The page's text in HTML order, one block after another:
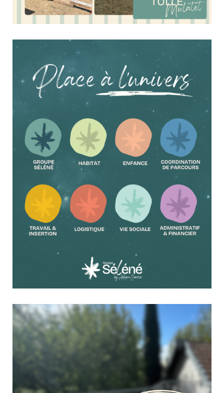
Un espace extérieur pensé, fabriqué et installé
par les équipes de l’Atelier de Tulle Mulatet
Culture & Loisirs
Du bois, des idées et un vrai savoir-faire au service d’un
projet concret ! À la demande des services de la SNCF de
la gare de Brive, l’équipe Menuiserie de l’Atelier de Tulle
Mulatet a imaginé et réalisé l’aménagement d’un nouvel
espace extérieur dédié aux agents. De...
✦ #GroupeSéléné | Place à l’univers
6 juillet 2026 Culture & Loisirs
Après le nom, et si nous vous transportions dans
l’univers Séléné ? Un univers, au sens céleste comme au
sens graphique : inspiré par la lune, l’étoile et les
trajectoires, puis décliné en couleurs, en signes et en
repères pour accompagner les futures prises de parole...